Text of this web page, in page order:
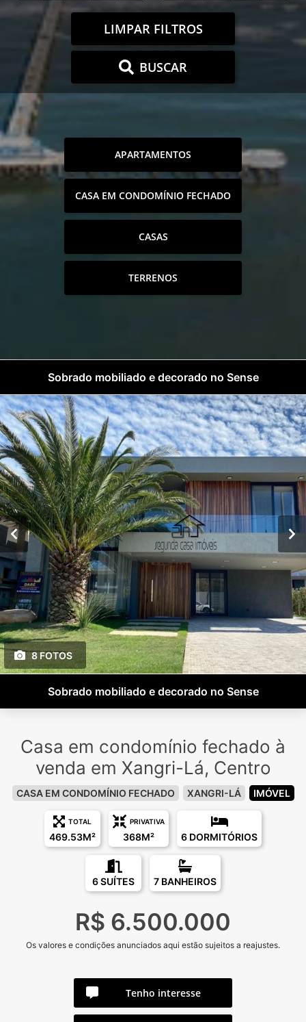
LIMPAR FILTROS
BUSCAR
APARTAMENTOS
CASA EM CONDOMÍNIO FECHADO
CASAS
TERRENOS
Sobrado mobiliado e decorado no Sense
8 FOTOS
Sobrado mobiliado e decorado no Sense
Casa em condomínio fechado à
venda em Xangri-Lá, Centro
CASA EM CONDOMÍNIO FECHADO XANGRI-LÁ IMÓVEL
TOTAL
469.53M²
PRIVATIVA
368M² 6 DORMITÓRIOS
6 SUÍTES 7 BANHEIROS
R$ 6.500.000
Os valores e condições anunciados aqui estão sujeitos a reajustes.
Tenho interesse